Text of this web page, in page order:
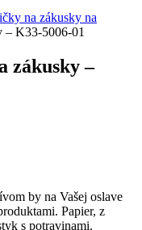
na zákusky na
– K33-5006-01
zákusky –
by na Vašej oslave
Papier, z
s potravinami.